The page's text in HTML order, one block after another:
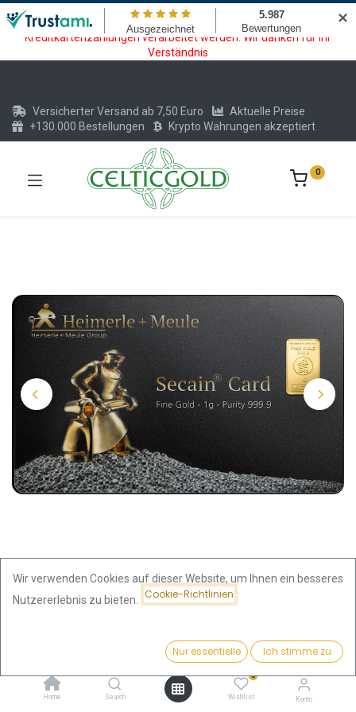
Wartungsarbeiten am Kreditkarten und Krypto Bezahlmodul. In der
Zeit vom 20.07. - 09.08.2026 können keine Krypto oder
Kreditkartenzahlungen verarbeitet werden. Wir danken für Ihr
Verständnis
Preis:
137,64€ Kaufen
Home Search
0
Wishlist Konto
Versicherter Versand ab 7,50 Euro
Aktuelle Preise
+130.000 Bestellungen
Krypto Währungen akzeptiert
0
1 Gramm Goldbarren | Heimerle +
Wir verwenden Cookies auf dieser Website, um Ihnen ein besseres
Nutzererlebnis zu bieten.
Cookie-Richtlinien
Nur essentielle Ich stimme zu
✕